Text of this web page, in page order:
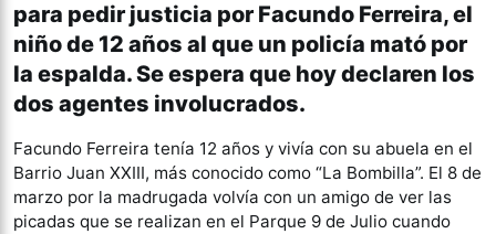
para pedir justicia por Facundo Ferreira, el
niño de 12 años al que un policía mató por
la espalda. Se espera que hoy declaren los
dos agentes involucrados.
Facundo Ferreira tenía 12 años y vivía con su abuela en el
Barrio Juan XXIII, más conocido como “La Bombilla”. El 8 de
marzo por la madrugada volvía con un amigo de ver las
picadas que se realizan en el Parque 9 de Julio cuando